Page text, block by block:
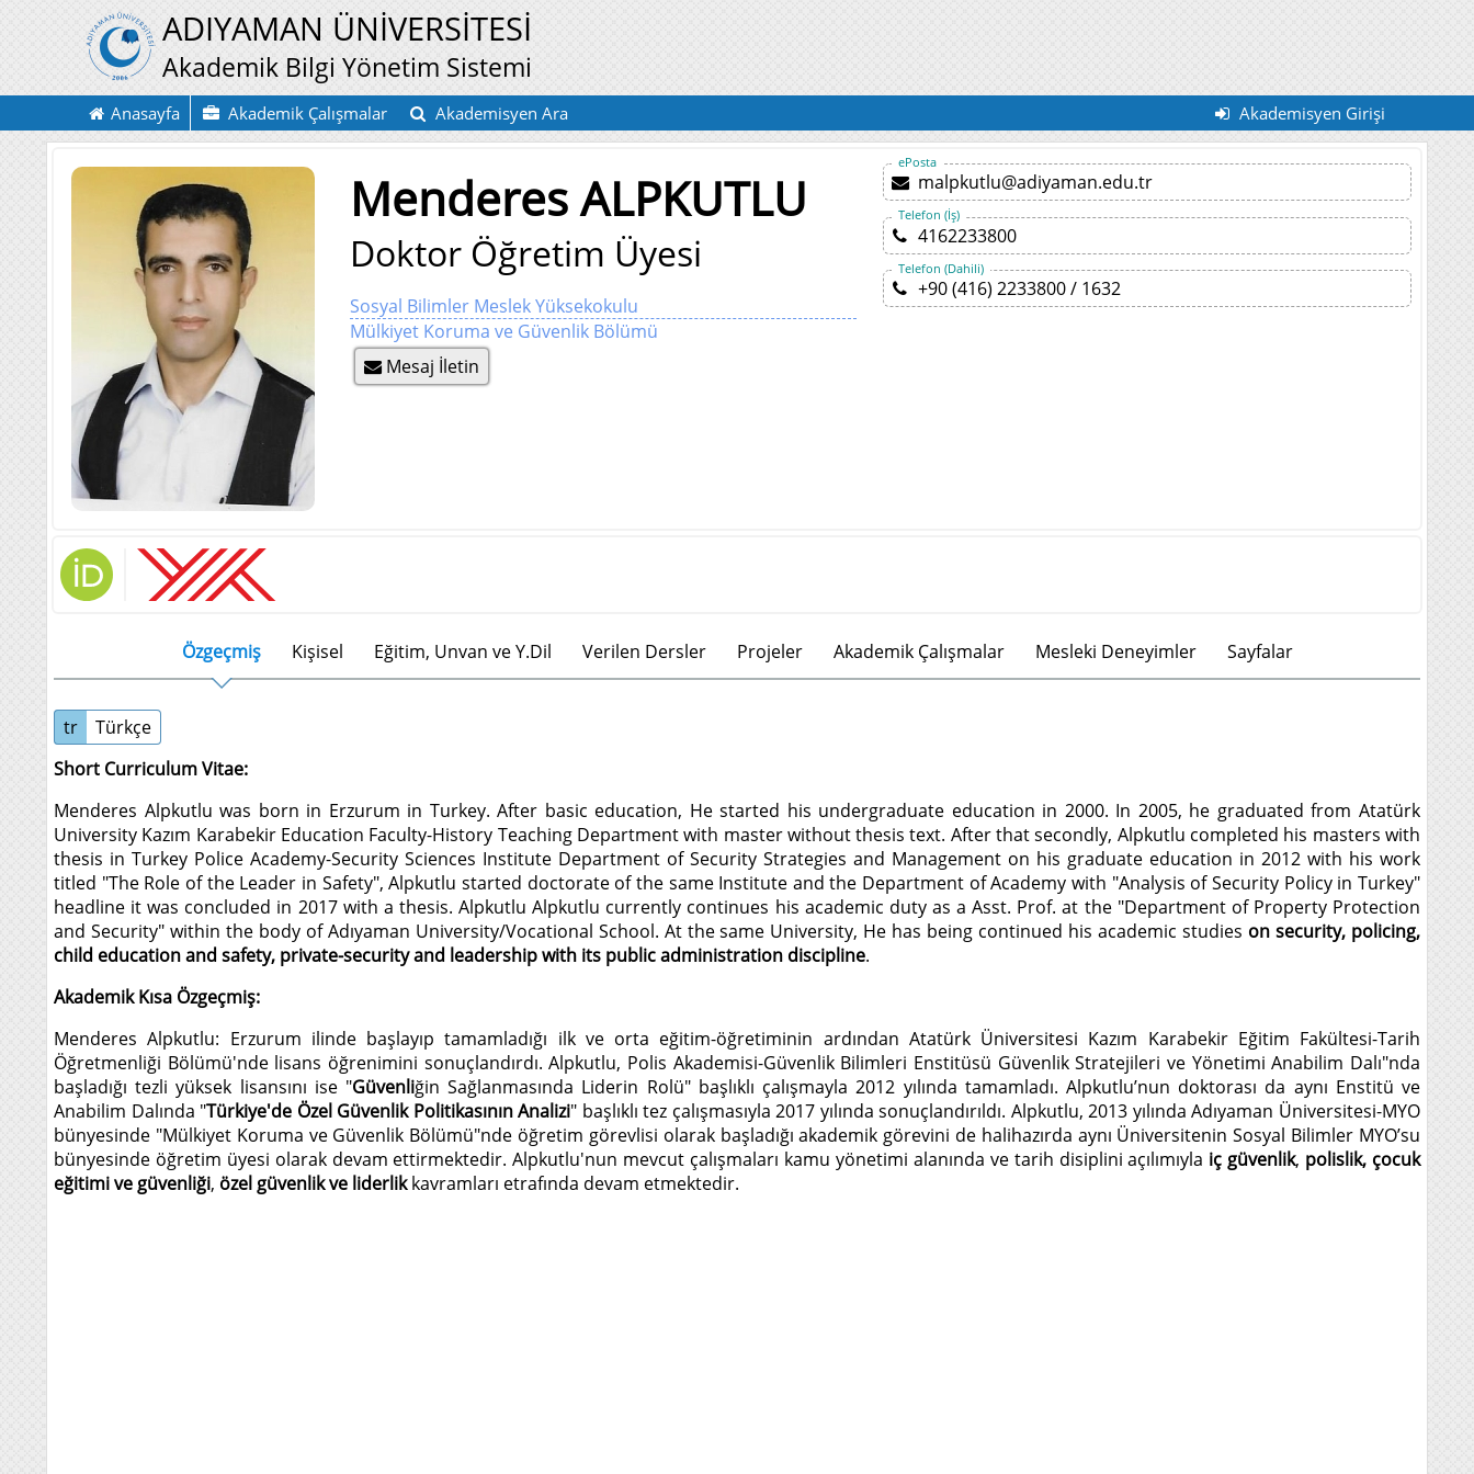
ADIYAMAN ÜNİVERSİTESİ
Akademik Bilgi Yönetim Sistemi
Anasayfa Akademik Çalışmalar Akademisyen Ara Akademisyen Girişi
Menderes ALPKUTLU
Doktor Öğretim Üyesi
Sosyal Bilimler Meslek Yüksekokulu
Mülkiyet Koruma ve Güvenlik Bölümü
Mesaj İletin
ePosta
malpkutlu@adiyaman.edu.tr
Telefon (İş)
4162233800
Telefon (Dahili)
+90 (416) 2233800 / 1632
Özgeçmiş Kişisel Eğitim, Unvan ve Y.Dil Verilen Dersler Projeler Akademik Çalışmalar Mesleki Deneyimler Sayfalar
tr
Türkçe
Short Curriculum Vitae:
Menderes Alpkutlu was born in Erzurum in Turkey. After basic education, He started his undergraduate education in 2000. In 2005, he graduated from Atatürk
University Kazım Karabekir Education Faculty-History Teaching Department with master without thesis text. After that secondly, Alpkutlu completed his masters with
thesis in Turkey Police Academy-Security Sciences Institute Department of Security Strategies and Management on his graduate education in 2012 with his work
titled "The Role of the Leader in Safety", Alpkutlu started doctorate of the same Institute and the Department of Academy with "Analysis of Security Policy in Turkey"
headline it was concluded in 2017 with a thesis. Alpkutlu Alpkutlu currently continues his academic duty as a Asst. Prof. at the "Department of Property Protection
and Security" within the body of Adıyaman University/Vocational School. At the same University, He has being continued his academic studies on security, policing,
child education and safety, private-security and leadership with its public administration discipline.
Akademik Kısa Özgeçmiş:
Menderes Alpkutlu: Erzurum ilinde başlayıp tamamladığı ilk ve orta eğitim-öğretiminin ardından Atatürk Üniversitesi Kazım Karabekir Eğitim Fakültesi-Tarih
Öğretmenliği Bölümü'nde lisans öğrenimini sonuçlandırdı. Alpkutlu, Polis Akademisi-Güvenlik Bilimleri Enstitüsü Güvenlik Stratejileri ve Yönetimi Anabilim Dalı"nda
başladığı tezli yüksek lisansını ise "Güvenliğin Sağlanmasında Liderin Rolü" başlıklı çalışmayla 2012 yılında tamamladı. Alpkutlu’nun doktorası da aynı Enstitü ve
Anabilim Dalında "Türkiye'de Özel Güvenlik Politikasının Analizi" başlıklı tez çalışmasıyla 2017 yılında sonuçlandırıldı. Alpkutlu, 2013 yılında Adıyaman Üniversitesi-MYO
bünyesinde "Mülkiyet Koruma ve Güvenlik Bölümü"nde öğretim görevlisi olarak başladığı akademik görevini de halihazırda aynı Üniversitenin Sosyal Bilimler MYO’su
bünyesinde öğretim üyesi olarak devam ettirmektedir. Alpkutlu'nun mevcut çalışmaları kamu yönetimi alanında ve tarih disiplini açılımıyla iç güvenlik, polislik, çocuk
eğitimi ve güvenliği, özel güvenlik ve liderlikkavramları etrafında devam etmektedir.